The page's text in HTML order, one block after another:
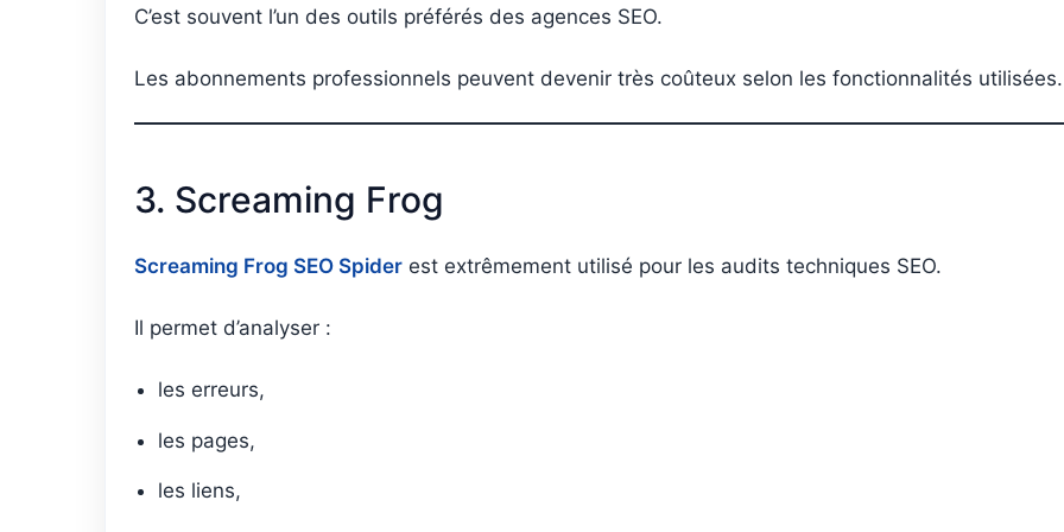
C’est souvent l’un des outils préférés des agences SEO.
Les abonnements professionnels peuvent devenir très coûteux selon les fonctionnalités utilisées.
3. Screaming Frog
Screaming Frog SEO Spider est extrêmement utilisé pour les audits techniques SEO.
Il permet d’analyser :
les erreurs,
les pages,
les liens,